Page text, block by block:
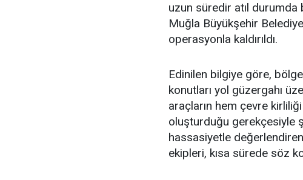
uzun süredir atıl
Muğla Büyükşehir
operasyonla kaldırıldı.
Edinilen bilgiye göre,
konutları yol güzergahı
araçların hem çevre
oluşturduğu gerekçesiyle
hassasiyetle
ekipleri, kısa sürede söz